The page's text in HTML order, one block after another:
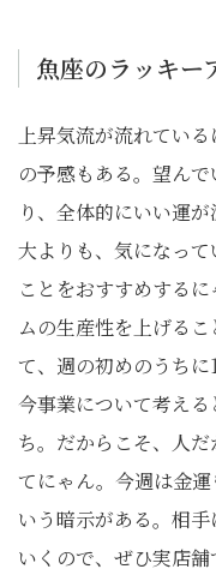
魚座のラッキー
上昇気流が流れてい
の予感もある。望ん
り、全体的にいい運
大よりも、気になっ
ことをおすすめする
ムの生産性を上げる
て、週の初めのうちに
今事業について考え
ち。だからこそ、人
てにゃん。今週は金
いう暗示がある。相
いくので、ぜひ実店